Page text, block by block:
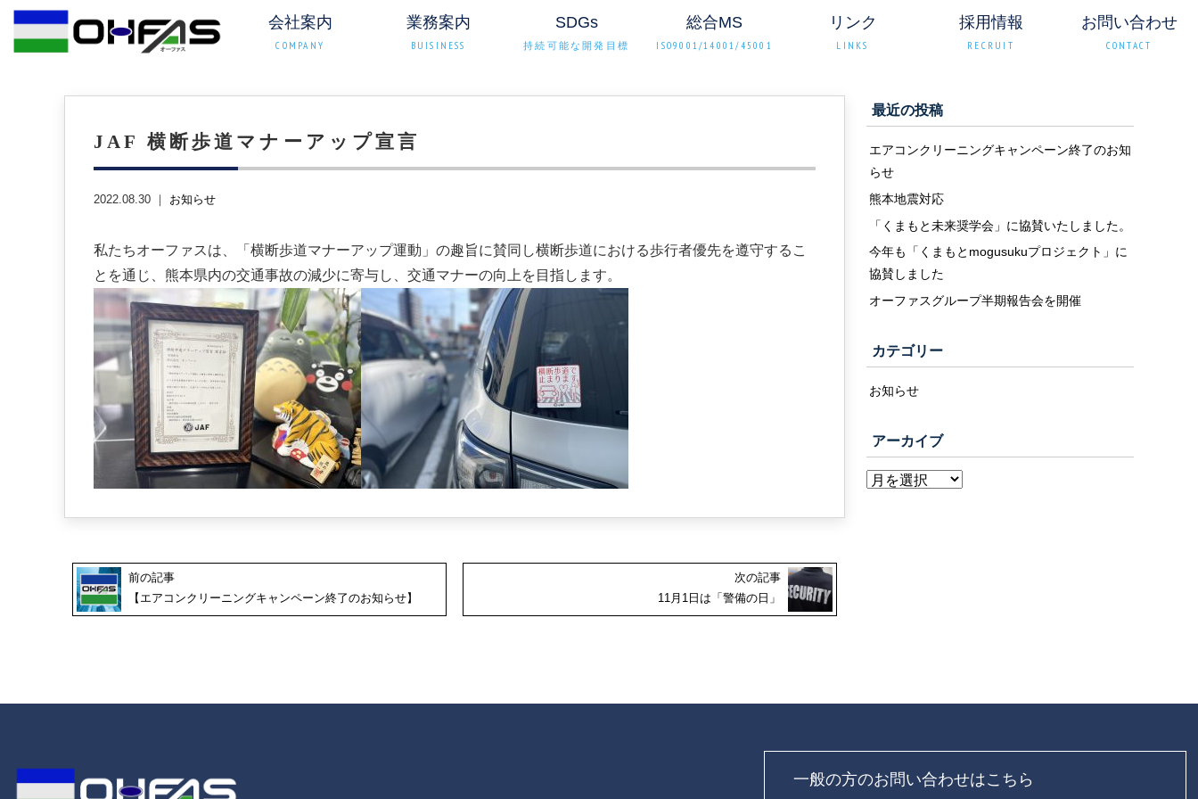
会社案内
COMPANY
業務案内
BUISINESS
SDGs
持続可能な開発目標
総合MS
ISO9001/14001/45001
リンク
LINKS
採用情報
RECRUIT
お問い合わせ
CONTACT
JAF 横断歩道マナーアップ宣言
2022.08.30 ｜ お知らせ
私たちオーファスは、「横断歩道マナーアップ運動」の趣旨に賛同し横断歩道における歩行者優先を遵守するこ
とを通じ、熊本県内の交通事故の減少に寄与し、交通マナーの向上を目指します。
前の記事
【エアコンクリーニングキャンペーン終了のお知らせ】
次の記事
11月1日は「警備の日」
最近の投稿
エアコンクリーニングキャンペーン終了のお知
らせ
熊本地震対応
「くまもと未来奨学会」に協賛いたしました。
今年も「くまもとmogusukuプロジェクト」に
協賛しました
オーファスグループ半期報告会を開催
カテゴリー
お知らせ
アーカイブ
一般の方のお問い合わせはこちら